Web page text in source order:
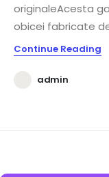
originaleAcesta
obicei fabricate
Continue Reading
admin